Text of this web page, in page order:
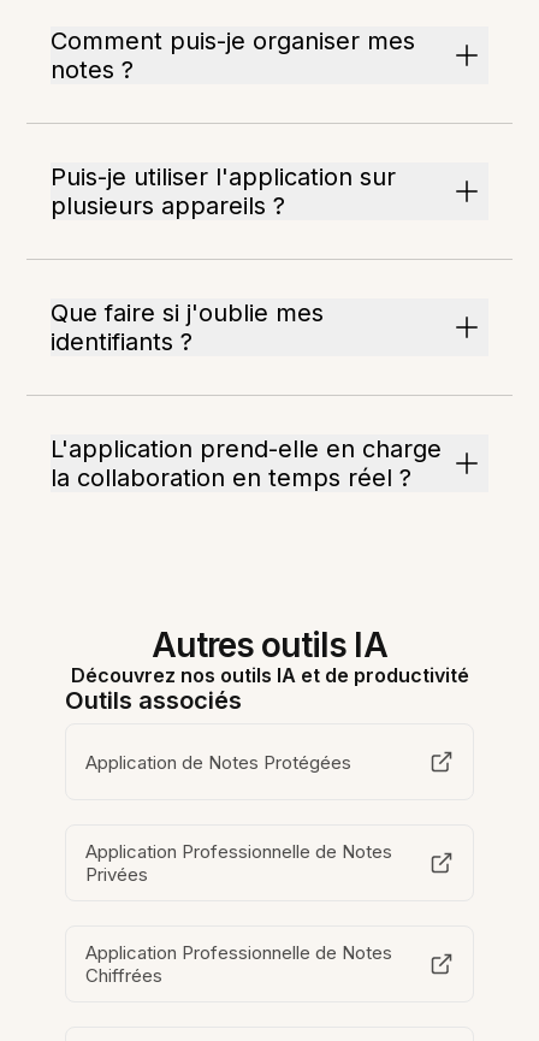
Comment puis-je organiser mes
notes ?
Puis-je utiliser l'application sur
plusieurs appareils ?
Que faire si j'oublie mes
identifiants ?
L'application prend-elle en charge
la collaboration en temps réel ?
Autres outils IA
Découvrez nos outils IA et de productivité
Outils associés
Application de Notes Protégées
Application Professionnelle de Notes
Privées
Application Professionnelle de Notes
Chiffrées